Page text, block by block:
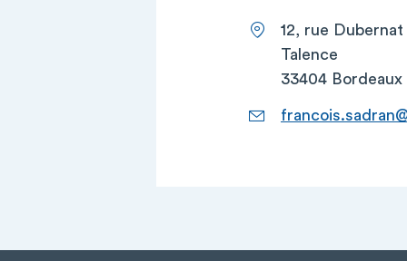
12, rue Dubernat
Talence
33404